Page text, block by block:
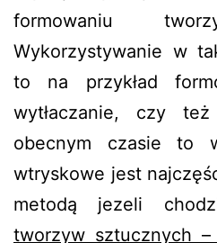
formowaniu
Wykorzystywanie w
to na przykład
wytłaczanie, czy
obecnym czasie to
wtryskowe jest
metodą jezeli
tworzyw sztucznych –